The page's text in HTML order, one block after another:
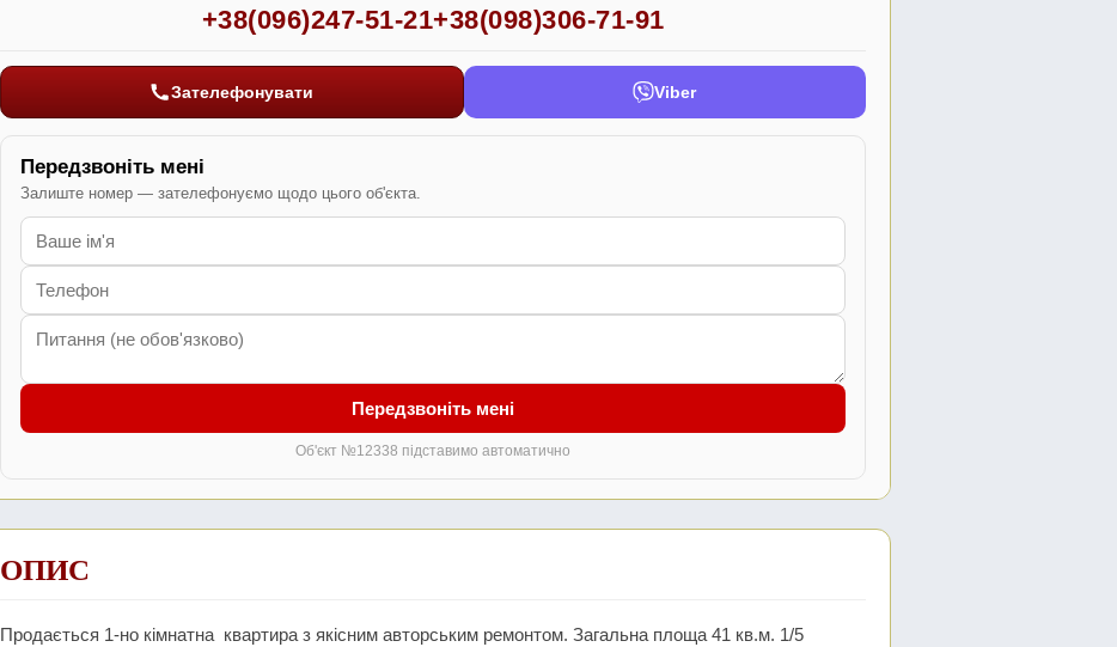
+38(096)247-51-21+38(098)306-71-91
Зателефонувати Viber
Передзвоніть мені
Залиште номер — зателефонуємо щодо цього об'єкта.
Передзвоніть мені
Об'єкт №12338 підставимо автоматично
ОПИС
Продається 1-но кімнатна квартира з якісним авторським ремонтом. Загальна площа 41 кв.м. 1/5